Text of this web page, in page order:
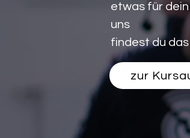
etwas für
uns
findest du
zur